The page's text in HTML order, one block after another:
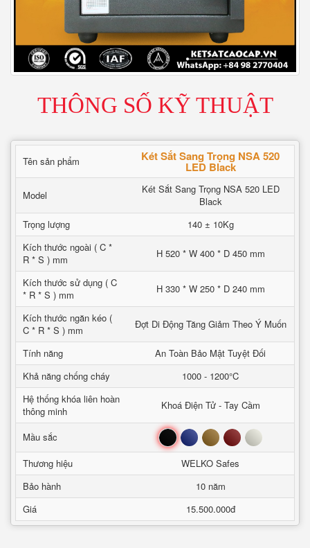
THÔNG SỐ KỸ THUẬT
Tên sản phẩm Két Sắt Sang Trọng NSA 520
LED Black
Model
Két Sắt Sang Trọng NSA 520 LED
Black
Trọng lượng
140 ± 10Kg
Kích thước ngoài ( C *
R * S ) mm
H 520 * W 400 * D 450 mm
Kích thước sử dụng ( C
* R * S ) mm
H 330 * W 250 * D 240 mm
Kích thước ngăn kéo (
C * R * S ) mm
Đợt Di Động Tăng Giảm Theo Ý Muốn
Tính năng
An Toàn Bảo Mật Tuyệt Đối
Khả năng chống cháy
1000 - 1200°C
Hệ thống khóa liên hoàn
thông minh
Khoá Điện Tử - Tay Cầm
Mầu sắc Đen Xanh Nâu Đỏ Trắng
Thương hiệu
WELKO Safes
Bảo hành
10 năm
Giá
15.500.000đ